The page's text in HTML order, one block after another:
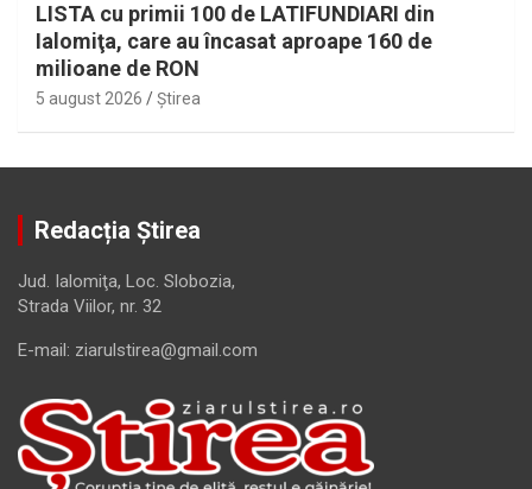
LISTA cu primii 100 de LATIFUNDIARI din
Ialomiţa, care au încasat aproape 160 de
milioane de RON
5 august 2026 Ştirea
Redacția Știrea
Jud. Ialomiţa, Loc. Slobozia,
Strada Viilor, nr. 32
E-mail: ziarulstirea@gmail.com